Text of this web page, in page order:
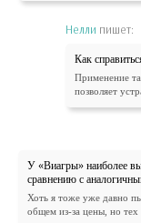
Нелли пишет:
Как
Применение
позволяет
У «Виагры» наиболее
сравнению с
Хоть я тоже уже давно
общем из-за цены, но